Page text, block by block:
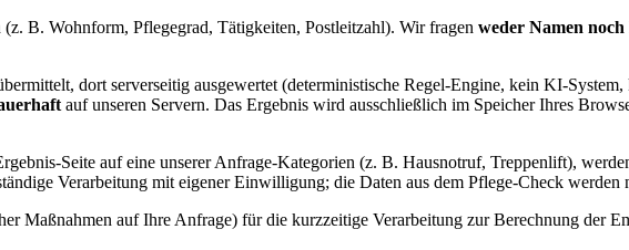
B. Wohnform, Pflegegrad, Tätigkeiten, Postleitzahl). Wir fragen weder Namen
dort serverseitig ausgewertet (deterministische Regel-Engine, kein KI-
auf unseren Servern. Das Ergebnis wird ausschließlich im Speicher Ihres
Seite auf eine unserer Anfrage-Kategorien (z. B. Hausnotruf, Treppenlift),
Verarbeitung mit eigener Einwilligung; die Daten aus dem Pflege-Check werden
auf Ihre Anfrage) für die kurzzeitige Verarbeitung zur Berechnung der